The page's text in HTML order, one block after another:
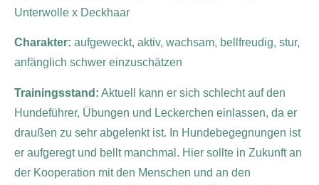
Unterwolle x Deckhaar
Charakter: aufgeweckt, aktiv, wachsam, bellfreudig, stur,
anfänglich schwer einzuschätzen
Trainingsstand: Aktuell kann er sich schlecht auf den
Hundeführer, Übungen und Leckerchen einlassen, da er
draußen zu sehr abgelenkt ist. In Hundebegegnungen ist
er aufgeregt und bellt manchmal. Hier sollte in Zukunft an
der Kooperation mit den Menschen und an den